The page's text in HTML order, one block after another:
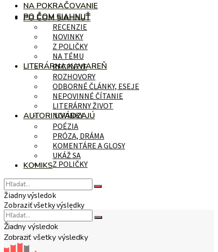
PO ČOM SIAHNUŤ
RECENZIE
NOVINKY
Z POLIČKY
NA TÉMU
NA POKRAČOVANIE
PO ČOM SIAHNUŤ
RECENZIE
NOVINKY
Z POLIČKY
NA TÉMU
LITERÁRNA KAVIAREŇ
ROZHOVORY
ODBORNÉ ČLÁNKY, ESEJE
NEPOVINNÉ ČÍTANIE
LITERÁRNY ŽIVOT
AUTORI UVÁDZAJÚ
POÉZIA
PRÓZA, DRÁMA
KOMENTÁRE A GLOSY
UKÁŽ SA
KOMIKS
Žiadny výsledok
Zobraziť všetky výsledky
Žiadny výsledok
Zobraziť všetky výsledky